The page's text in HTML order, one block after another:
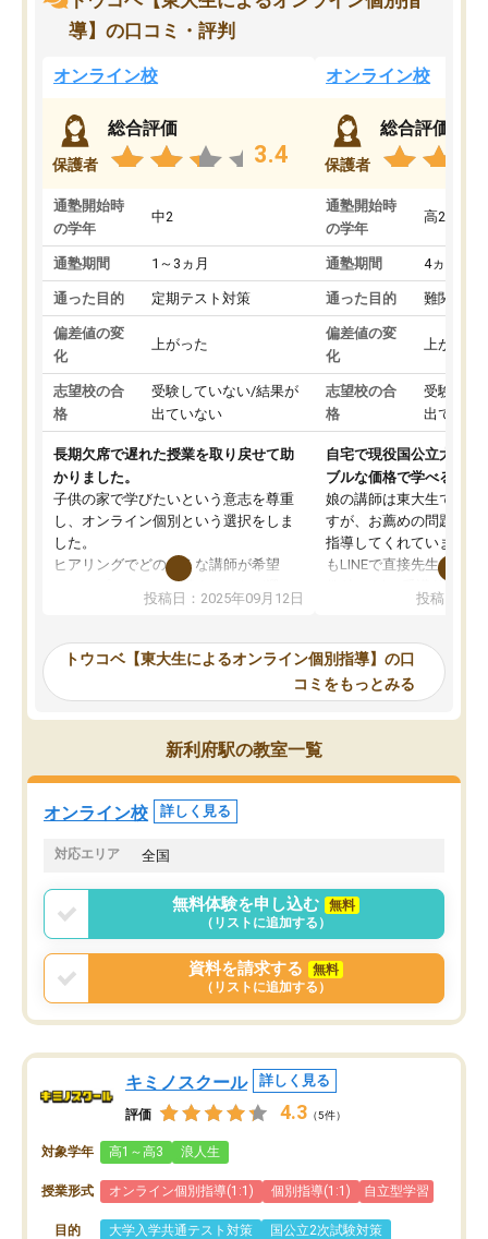
導】の口コミ・評判
オンライン校
保護者
総合評価
3.4
通塾開始時
の学年
中2
通塾期間 1～3ヵ月
通った目的 定期テスト対策
偏差値の変
化
上がった
志望校の合
格
受験していない/結果が
出ていない
長期欠席で遅れた授業を取り戻せて助
かりました。
子供の家で学びたいという意志を尊重
し、オンライン個別という選択をしま
した。
ヒアリングでどのような講師が希望
か、オプションは付帯するかなど選ぶ
事が出来ました。
ーティングを行い、その講師で良いか
見てから講師を決定する事ができま
す。
うちの子は、初回面談の講師の方で決
オンラインツールを使用した単語帳の
共有があり宿題もそちらで出される形
でした。
言う事で講師変更の申し出があり、あ
まりに短期での変更だった為、塾に通
う事にして退会しました。遅れも取り
戻せ、授業内容や講師の方は良かった
と思います。
投稿日：2025年09月12日
オンライン校
保護者
総合評価
通塾開始時
の学年
高2
通塾期間 4ヵ月～1
通った目的 難関私立
偏差値の変
化
上がった
志望校の合
格
受験して
出ていな
自宅で現役国公立大学生
ブルな価格で学べる
娘の講師は東大生では無
すが、お薦めの問題集や
指導してくれています。
もLINEで直接先生に質問
めれるので、個人に合
いなのがあり(有料)、受
ことをどんなスケジュー
くか相談したのですが、
ち期待したものではなく
くなってきたようなので
投稿日：
トウコベ【東大生によるオンライン個別指導】の口
コミをもっとみる
新利府駅の教室一覧
オンライン校 詳しく見る
対応エリア 全国
無料体験を申し込む
無料
（リストに追加する）
資料を請求する
無料
（リストに追加する）
キミノスクール 詳しく見る
評価 4.3 （5件）
対象学年 高1～高3 浪人生
授業形式 オンライン個別指導(1:1) 個別指導(1:1) 自立型学習
目的 大学入学共通テスト対策
国公立2次試験対策